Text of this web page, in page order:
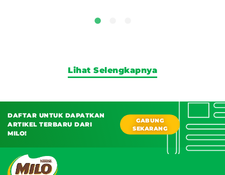
Lihat Selengkapnya
DAFTAR UNTUK DAPATKAN
ARTIKEL TERBARU DARI
MILO!
GABUNG
SEKARANG